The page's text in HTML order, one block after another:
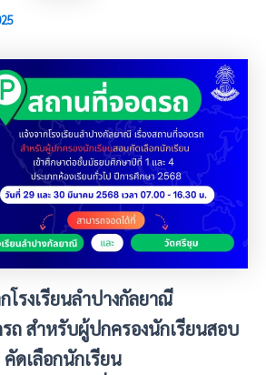
โรงเรียนลำปางกัลยาณี
รถ สำหรับผู้ปกครองนักเรียนสอบ
คัดเลือกนักเรียน